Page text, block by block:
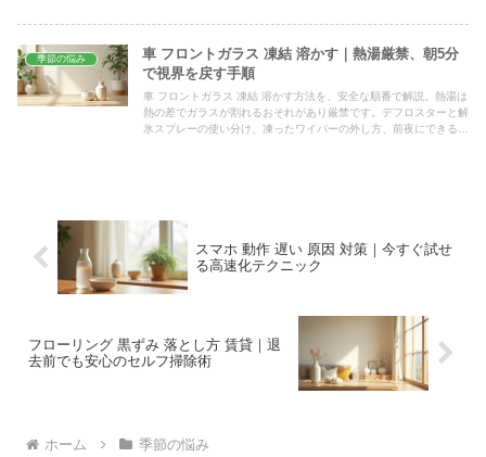
季節の悩み
車 フロントガラス 凍結 溶かす｜熱湯厳禁、朝5分
で視界を戻す手順
車 フロントガラス 凍結 溶かす方法を、安全な順番で解説。熱湯は
熱の差でガラスが割れるおそれがあり厳禁です。デフロスターと解
氷スプレーの使い分け、凍ったワイパーの外し方、前夜にできる凍
スマホ 動作 遅い 原因 対策｜今すぐ試せ
る高速化テクニック
フローリング 黒ずみ 落とし方 賃貸｜退
去前でも安心のセルフ掃除術
ホーム 季節の悩み